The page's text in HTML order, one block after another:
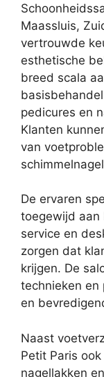
Maassluis,
vertrouwde
esthetische
breed scala
pedicures en
Klanten
van
De ervaren
toegewijd aan
service en
zorgen dat
krijgen. De
technieken en
en
Naast
Petit Paris
nagellakken